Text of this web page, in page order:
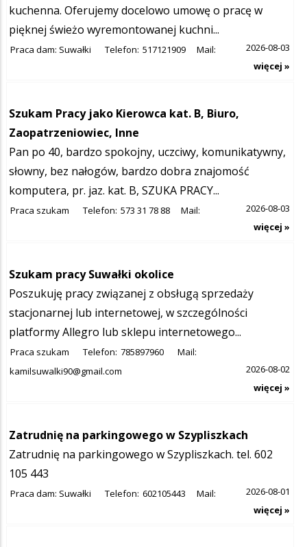
kuchenna. Oferujemy docelowo umowę o pracę w
pięknej świeżo wyremontowanej kuchni...
Praca dam: Suwałki Telefon: 517121909 Mail:
2026-08-03
więcej »
Szukam Pracy jako Kierowca kat. B, Biuro,
Zaopatrzeniowiec, Inne
Pan po 40, bardzo spokojny, uczciwy, komunikatywny,
słowny, bez nałogów, bardzo dobra znajomość
komputera, pr. jaz. kat. B, SZUKA PRACY...
Praca szukam Telefon: 573 31 78 88 Mail:
2026-08-03
więcej »
Szukam pracy Suwałki okolice
Poszukuję pracy związanej z obsługą sprzedaży
stacjonarnej lub internetowej, w szczególności
platformy Allegro lub sklepu internetowego...
Praca szukam Telefon: 785897960
Mail:
kamilsuwalki90@gmail.com
2026-08-02
więcej »
Zatrudnię na parkingowego w Szypliszkach
Zatrudnię na parkingowego w Szypliszkach. tel. 602
105 443
Praca dam: Suwałki Telefon: 602105443 Mail:
2026-08-01
więcej »